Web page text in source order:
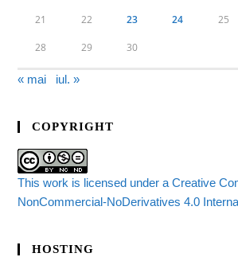
21 22 23 24 25
28 29 30
« mai iul. »
COPYRIGHT
This work is licensed under a Creative
NonCommercial-NoDerivatives 4.0
HOSTING